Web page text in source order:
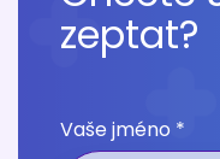
zeptat?
Vaše jméno *